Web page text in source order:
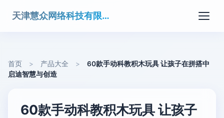
天津慧众网络科技有限公司
首页 > 产品大全 >
60款手动科教积木玩具 让孩子在拼搭中
启迪智慧与创造
60款手动科教积木玩具 让孩子